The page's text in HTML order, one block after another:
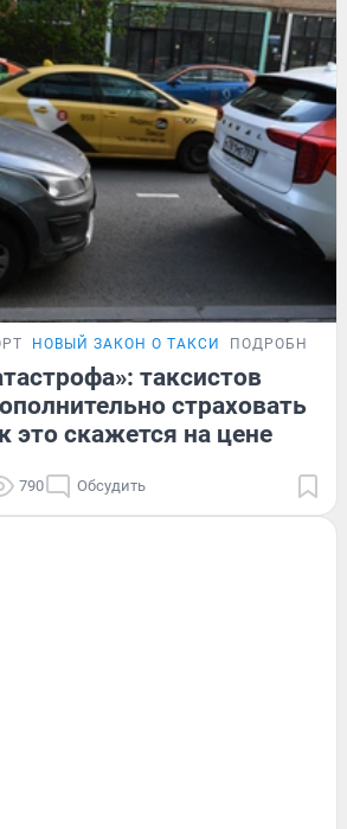
НОВЫЙ ЗАКОН О ТАКСИ
таксистов
страховать
это скажется на цене
790 Обсудить